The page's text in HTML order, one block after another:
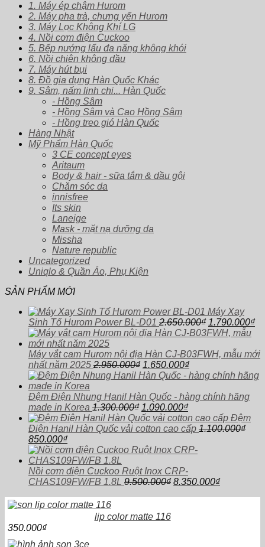
1. Máy ép chậm Hurom
2. Máy pha trà, chưng yến Hurom
3. Máy Lọc Không Khí LG
4. Nồi cơm điện Cuckoo
5. Bếp nướng lẩu đa năng không khói
6. Nồi chiên không dầu
7. Máy hút bụi
8. Đồ gia dụng Hàn Quốc Khác
9. Sâm, nấm linh chi... Hàn Quốc
- Hồng Sâm
- Hồng Sâm và Cao Hồng Sâm
- Hồng treo gió Hàn Quốc
Hàng Nhật
Mỹ Phẩm Hàn Quốc
3 CE concept eyes
Aritaum
Body & hair - sữa tắm & dầu gội
Chăm sóc da
innisfree
Its skin
Laneige
Mask - mặt nạ dưỡng da
Missha
Nature republic
Uncategorized
Uniqlo & Quần Áo, Phụ Kiện
SẢN PHẨM MỚI
Máy Xay
Sinh Tố Hurom Power BL-D01 2.650.000₫ Giá
gốc
2.650.000₫.
1.790.000₫
là:
Máy vắt cam Hurom nội địa Hàn CJ-B03FWH, mẫu mới
nhất năm 2025 2.950.000₫ Giá
gốc
2.950.000₫.
1.650.000₫Giá
hiện
là:
Đệm Điện Nhung Hanil Hàn Quốc - hàng chính hãng
made in Korea 1.300.000₫ Giá
gốc
là:
1.090.000₫Giá
hiện
tại
1.090.000₫.
Đệm
Điện Hanil Hàn Quốc vải cotton cao cấp 1.100.000₫
Giá
gốc
là:
1.100.000₫.
850.000₫Giá
hiện
tại
là:
850.000₫.
Nồi cơm điện Cuckoo Ruột Inox CRP-
CHAS109FW/FB 1.8L 9.500.000₫ Giá
8.350.000₫Giá
lip color matte 116
350.000₫